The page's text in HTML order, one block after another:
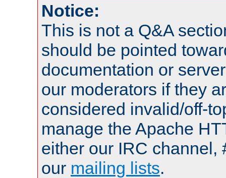
Notice:
This is not a Q&A
should be pointed
documentation or
our moderators if they
considered invalid/off-
manage the Apache
either our IRC channel,
our mailing lists.